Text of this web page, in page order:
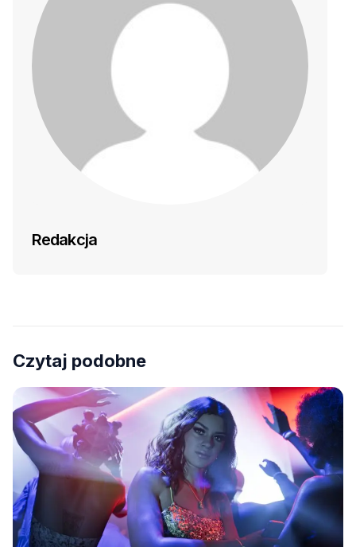
Redakcja
Czytaj podobne